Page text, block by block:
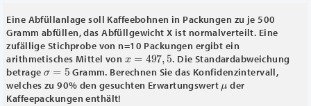
Eine Abfüllanlage soll Kaffeebohnen in Packungen zu je 500
Gramm abfüllen, das Abfüllgewicht X ist normalverteilt. Eine
zufällige Stichprobe von n=10 Packungen ergibt ein
arithmetisches Mittel von x― =497,5
. Die Standardabweichung
betrage σ=5 Gramm. Berechnen Sie das Konfidenzintervall,
welches zu 90% den gesuchten Erwartungswertμder
Kaffeepackungen enthält!